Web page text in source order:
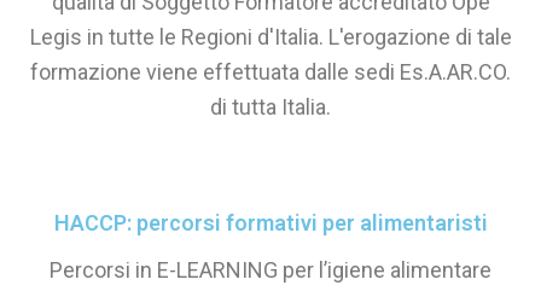
Legis in tutte le Regioni d'Italia. L'erogazione di tale
formazione viene effettuata dalle sedi Es.A.AR.CO.
di tutta Italia.
HACCP: percorsi formativi per alimentaristi
Percorsi in E-LEARNING per l’igiene alimentare